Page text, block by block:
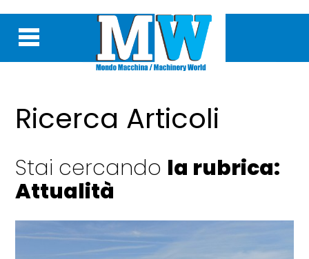
Ricerca Articoli
Stai cercando la rubrica:
Attualità